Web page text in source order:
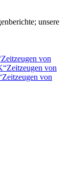
unsere
Zeitzeugen von
Zeitzeugen von
Zeitzeugen von